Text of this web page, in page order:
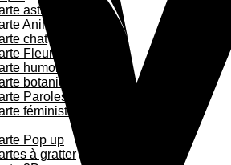
astrologie
Animaux
chat
Fleurs
humoristique
botanique
Paroles de chanson
féministe
Pop up
à gratter